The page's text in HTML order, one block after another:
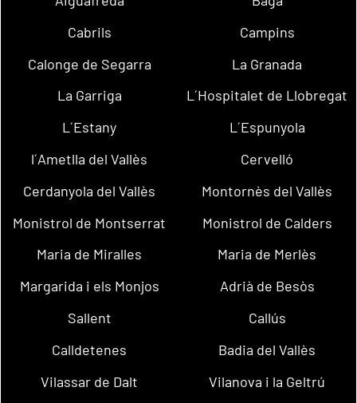
Cabrils
Campins
Calonge de Segarra
La Granada
La Garriga
L´Hospitalet de Llobregat
L´Estany
L´Espunyola
l´Ametlla del Vallès
Cervelló
Cerdanyola del Vallès
Montornès del Vallès
Monistrol de Montserrat
Monistrol de Calders
Maria de Miralles
Maria de Merlès
Margarida i els Monjos
Adrià de Besòs
Sallent
Callús
Calldetenes
Badia del Vallès
Vilassar de Dalt
Vilanova i la Geltrú